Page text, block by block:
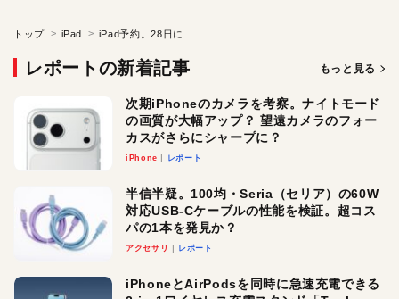
トップ iPad
レポートの新着記事 もっと見る
次期iPhoneのカメラを考察。ナイトモード
の画質が大幅アップ？ 望遠カメラのフォー
カスがさらにシャープに？
iPhone レポート
半信半疑。100均・Seria（セリア）の60W
対応USB-Cケーブルの性能を検証。超コス
パの1本を発見か？
アクセサリ レポート
iPhoneとAirPodsを同時に急速充電できる